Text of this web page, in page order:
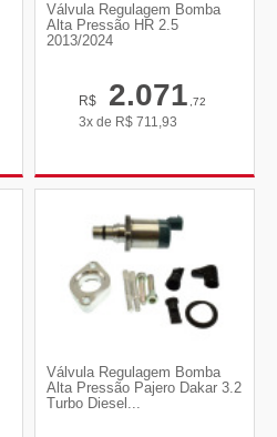
Válvula Regulagem Bomba
Alta Pressão HR 2.5
2013/2024
R$ 2.071,72
3x de R$ 711,93
Válvula Regulagem Bomba
Alta Pressão Pajero Dakar 3.2
Turbo Diesel...